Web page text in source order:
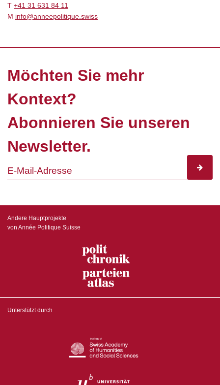
T +41 31 631 84 11
M info@anneepolitique.swiss
Möchten Sie mehr
Kontext?
Abonnieren Sie unseren
Newsletter.
Andere Hauptprojekte
von Année Politique Suisse
Unterstützt durch